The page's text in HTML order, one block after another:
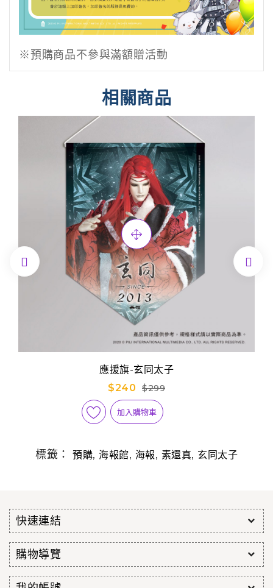
※預購商品不參與滿額贈活動
相關商品
應援旗-玄同太子
$240
$299
加入購物車
 
標籤： 預購, 海報館, 海報, 素還真, 玄同太子
快速連結
購物導覽